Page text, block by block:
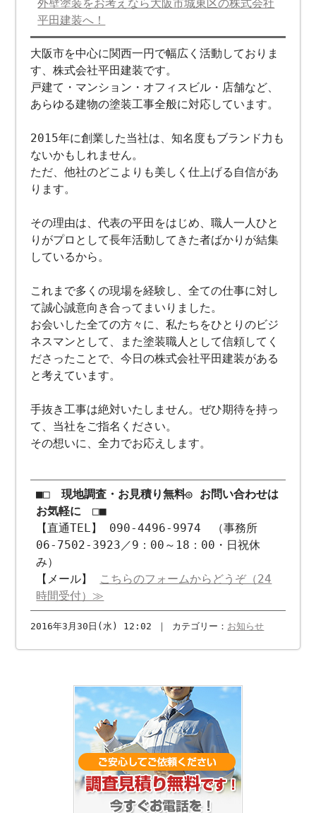
外壁塗装をお考えなら大阪市城東区の株式会社
平田建装へ！
大阪市を中心に関西一円で幅広く活動しておりま
す、株式会社平田建装です。
戸建て・マンション・オフィスビル・店舗など、
あらゆる建物の塗装工事全般に対応しています。
2015年に創業した当社は、知名度もブランド力も
ないかもしれません。
ただ、他社のどこよりも美しく仕上げる自信があ
ります。
その理由は、代表の平田をはじめ、職人一人ひと
りがプロとして長年活動してきた者ばかりが結集
しているから。
これまで多くの現場を経験し、全ての仕事に対し
て誠心誠意向き合ってまいりました。
お会いした全ての方々に、私たちをひとりのビジ
ネスマンとして、また塗装職人として信頼してく
ださったことで、今日の株式会社平田建装がある
と考えています。
手抜き工事は絶対いたしません。ぜひ期待を持っ
て、当社をご指名ください。
その想いに、全力でお応えします。
■□ 現地調査・お見積り無料◎ お問い合わせは
お気軽に □■
【直通TEL】 090-4496-9974 （事務所
06-7502-3923／9：00～18：00・日祝休
み）
【メール】 こちらのフォームからどうぞ（24
時間受付）≫
2016年3月30日(水) 12:02 ｜ カテゴリー： お知らせ